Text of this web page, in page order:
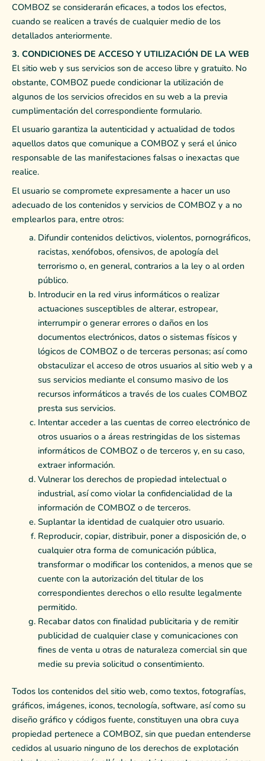
COMBOZ se considerarán eficaces, a todos los efectos,
cuando se realicen a través de cualquier medio de los
detallados anteriormente.
3. CONDICIONES DE ACCESO Y UTILIZACIÓN DE LA WEB
El sitio web y sus servicios son de acceso libre y gratuito. No
obstante, COMBOZ puede condicionar la utilización de
algunos de los servicios ofrecidos en su web a la previa
cumplimentación del correspondiente formulario.
El usuario garantiza la autenticidad y actualidad de todos
aquellos datos que comunique a COMBOZ y será el único
responsable de las manifestaciones falsas o inexactas que
realice.
El usuario se compromete expresamente a hacer un uso
adecuado de los contenidos y servicios de COMBOZ y a no
emplearlos para, entre otros:
Difundir contenidos delictivos, violentos, pornográficos,
racistas, xenófobos, ofensivos, de apología del
terrorismo o, en general, contrarios a la ley o al orden
público.
Introducir en la red virus informáticos o realizar
actuaciones susceptibles de alterar, estropear,
interrumpir o generar errores o daños en los
documentos electrónicos, datos o sistemas físicos y
lógicos de COMBOZ o de terceras personas; así como
obstaculizar el acceso de otros usuarios al sitio web y a
sus servicios mediante el consumo masivo de los
recursos informáticos a través de los cuales COMBOZ
presta sus servicios.
Intentar acceder a las cuentas de correo electrónico de
otros usuarios o a áreas restringidas de los sistemas
informáticos de COMBOZ o de terceros y, en su caso,
extraer información.
Vulnerar los derechos de propiedad intelectual o
industrial, así como violar la confidencialidad de la
información de COMBOZ o de terceros.
Suplantar la identidad de cualquier otro usuario.
Reproducir, copiar, distribuir, poner a disposición de, o
cualquier otra forma de comunicación pública,
transformar o modificar los contenidos, a menos que se
cuente con la autorización del titular de los
correspondientes derechos o ello resulte legalmente
permitido.
Recabar datos con finalidad publicitaria y de remitir
publicidad de cualquier clase y comunicaciones con
fines de venta u otras de naturaleza comercial sin que
medie su previa solicitud o consentimiento.
Todos los contenidos del sitio web, como textos, fotografías,
gráficos, imágenes, iconos, tecnología, software, así como su
diseño gráfico y códigos fuente, constituyen una obra cuya
propiedad pertenece a COMBOZ, sin que puedan entenderse
cedidos al usuario ninguno de los derechos de explotación